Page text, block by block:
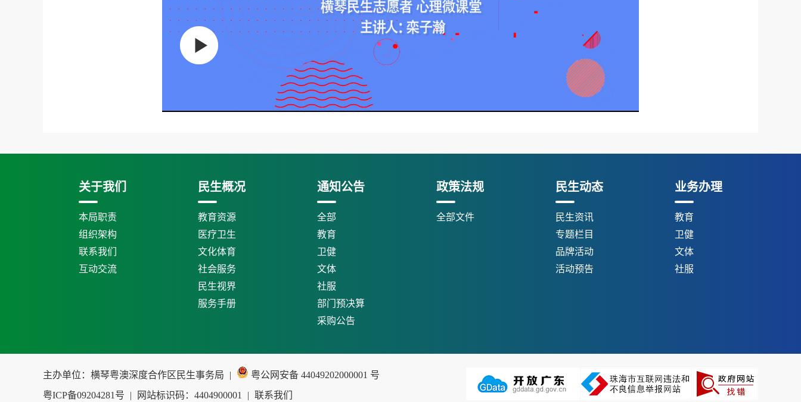
关于我们
本局职责
组织架构
联系我们
互动交流
民生概况
教育资源
医疗卫生
文化体育
社会服务
民生视界
服务手册
通知公告
全部
教育
卫健
文体
社服
部门预决算
采购公告
政策法规
全部文件
民生动态
民生资讯
专题栏目
品牌活动
活动预告
业务办理
教育
卫健
文体
社服
主办单位：横琴粤澳深度合作区民生事务局 |
粤公网安备 44049202000001 号
粤ICP备09204281号
| 网站标识码：4404900001 | 联系我们